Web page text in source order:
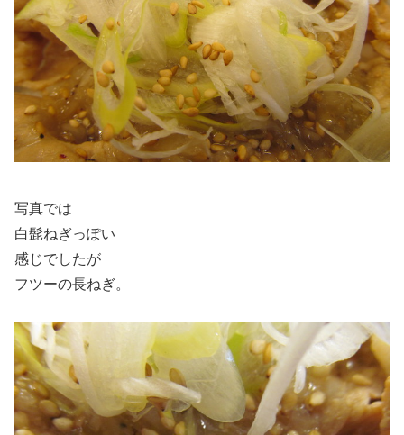
写真では
白髭ねぎっぽい
感じでしたが
フツーの長ねぎ。